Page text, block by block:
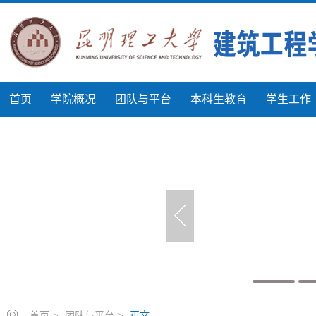
首页 学院概况 团队与平台 本科生教育 学生工作